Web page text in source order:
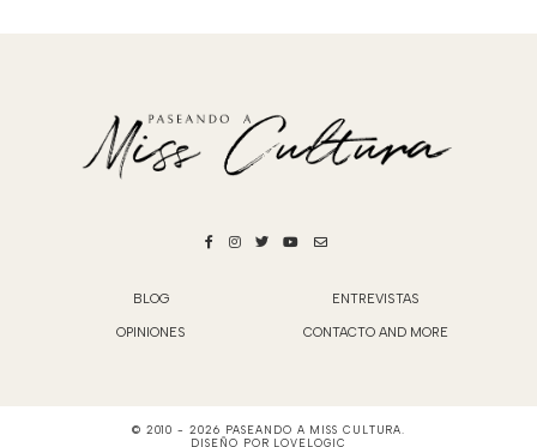
BLOG ENTREVISTAS
OPINIONES CONTACTO AND MORE
© 2010 - 2026 PASEANDO A MISS CULTURA
DISEÑO POR LOVELOGIC